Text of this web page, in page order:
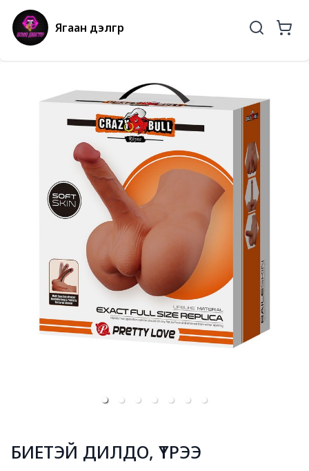
Ягаан дэлгүүр
БИЕТЭЙ ДИЛДО, ҮТРЭЭ